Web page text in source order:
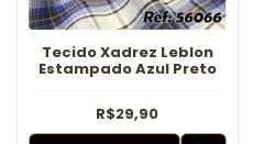
Tecido Xadrez Leblon
Estampado Azul Preto
R$29,90